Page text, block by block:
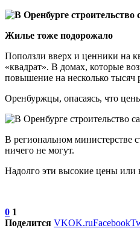
Жилье тоже подорожало
Поползли вверх и ценники на
«квадрат». В домах, которые
повышение на несколько тысяч
Оренбуржцы, опасаясь, что
В региональном министерстве
ничего не могут.
Надолго эти высокие цены или
0 1
Поделится VKOK.ruFacebook